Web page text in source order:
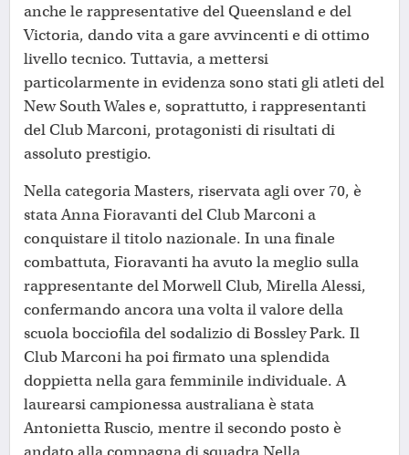
anche le rappresentative del Queensland e del
Victoria, dando vita a gare avvincenti e di ottimo
livello tecnico. Tuttavia, a mettersi
particolarmente in evidenza sono stati gli atleti del
New South Wales e, soprattutto, i rappresentanti
del Club Marconi, protagonisti di risultati di
assoluto prestigio.
Nella categoria Masters, riservata agli over 70, è
stata Anna Fioravanti del Club Marconi a
conquistare il titolo nazionale. In una finale
combattuta, Fioravanti ha avuto la meglio sulla
rappresentante del Morwell Club, Mirella Alessi,
confermando ancora una volta il valore della
scuola bocciofila del sodalizio di Bossley Park. Il
Club Marconi ha poi firmato una splendida
doppietta nella gara femminile individuale. A
laurearsi campionessa australiana è stata
Antonietta Ruscio, mentre il secondo posto è